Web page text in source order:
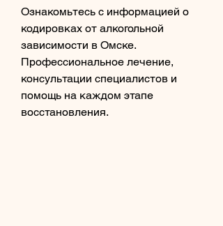
Ознакомьтесь с информацией о
кодировках от алкогольной
зависимости в Омске.
Профессиональное лечение,
консультации специалистов и
помощь на каждом этапе
восстановления.